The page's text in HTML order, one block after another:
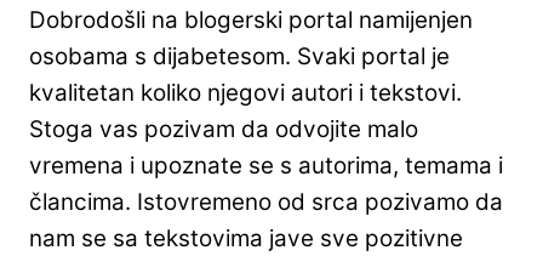
Dobrodošli na blogerski portal namijenjen
osobama s dijabetesom. Svaki portal je
kvalitetan koliko njegovi autori i tekstovi.
Stoga vas pozivam da odvojite malo
vremena i upoznate se s autorima, temama i
člancima. Istovremeno od srca pozivamo da
nam se sa tekstovima jave sve pozitivne